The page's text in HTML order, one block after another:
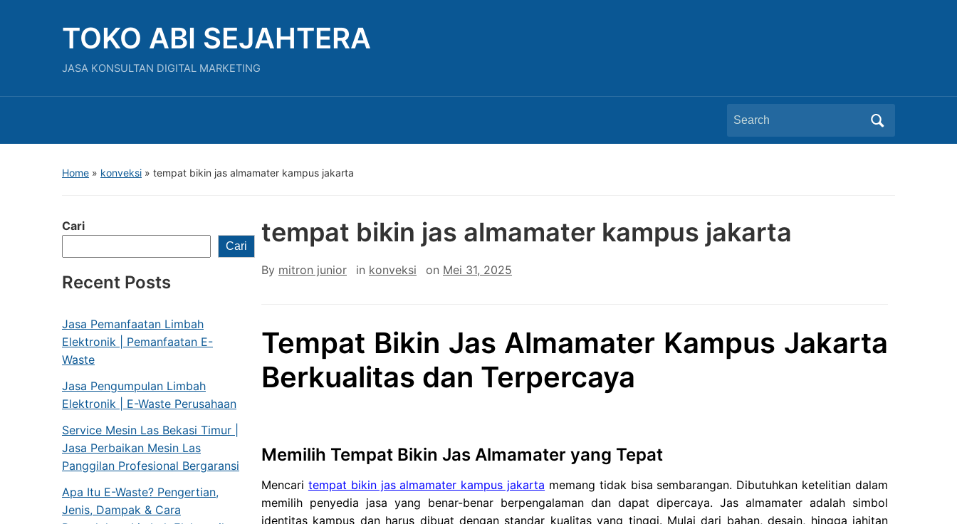
TOKO ABI SEJAHTERA
JASA KONSULTAN DIGITAL MARKETING
Search
for:
Home » konveksi » tempat bikin jas almamater kampus jakarta
Cari
Cari
Recent Posts
Jasa Pemanfaatan Limbah
Elektronik | Pemanfaatan E-
Waste
Jasa Pengumpulan Limbah
Elektronik | E-Waste Perusahaan
Service Mesin Las Bekasi Timur |
Jasa Perbaikan Mesin Las
Panggilan Profesional Bergaransi
Apa Itu E-Waste? Pengertian,
Jenis, Dampak & Cara
tempat bikin jas almamater kampus jakarta
By mitron junior in konveksi on Mei 31, 2025
Tempat Bikin Jas Almamater Kampus Jakarta
Berkualitas dan Terpercaya
Memilih Tempat Bikin Jas Almamater yang Tepat
Mencari tempat bikin jas almamater kampus jakarta memang tidak bisa sembarangan. Dibutuhkan ketelitian dalam
memilih penyedia jasa yang benar-benar berpengalaman dan dapat dipercaya. Jas almamater adalah simbol
identitas kampus dan harus dibuat dengan standar kualitas yang tinggi. Mulai dari bahan, desain, hingga jahitan